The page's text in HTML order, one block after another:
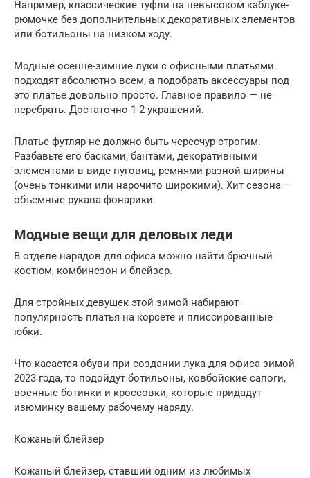
Например, классические туфли на невысоком каблуке-
рюмочке без дополнительных декоративных элементов
или ботильоны на низком ходу.
Модные осенне-зимние луки с офисными платьями
подходят абсолютно всем, а подобрать аксессуары под
это платье довольно просто. Главное правило — не
перебрать. Достаточно 1-2 украшений.
Платье-футляр не должно быть чересчур строгим.
Разбавьте его басками, бантами, декоративными
элементами в виде пуговиц, ремнями разной ширины
(очень тонкими или нарочито широкими). Хит сезона –
объемные рукава-фонарики.
Модные вещи для деловых леди
В отделе нарядов для офиса можно найти брючный
костюм, комбинезон и блейзер.
Для стройных девушек этой зимой набирают
популярность платья на корсете и плиссированные
юбки.
Что касается обуви при создании лука для офиса зимой
2023 года, то подойдут ботильоны, ковбойские сапоги,
военные ботинки и кроссовки, которые придадут
изюминку вашему рабочему наряду.
Кожаный блейзер
Кожаный блейзер, ставший одним из любимых